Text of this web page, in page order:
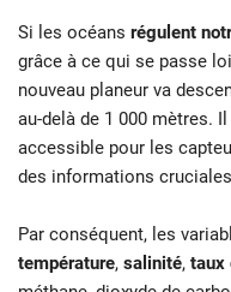
Si les océans régulent
grâce à ce qui se passe
nouveau planeur va
au-delà de 1 000 mètres.
accessible pour les
des informations
Par conséquent, les
température, salinité, taux